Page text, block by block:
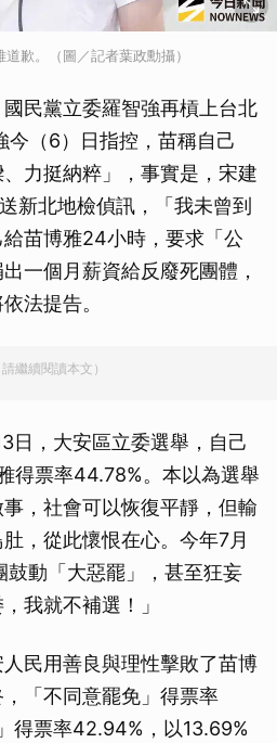
歉。（圖／記者葉政勳攝）
民黨立委羅智強再槓上台北
今（6）日指控，苗稱自己
、力挺納粹」，事實是，宋建
新北地檢偵訊，「我未曾到
苗博雅24小時，要求「公
一個月薪資給反廢死團體，
法提告。
繼續閱讀本文）
日，大安區立委選舉，自己
得票率44.78%。本以為選舉
，社會可以恢復平靜，但輸
，從此懷恨在心。今年7月
動「大惡罷」，甚至狂妄
我就不補選！」
民用善良與理性擊敗了苗博
「不同意罷免」得票率
得票率42.94%，以13.69%